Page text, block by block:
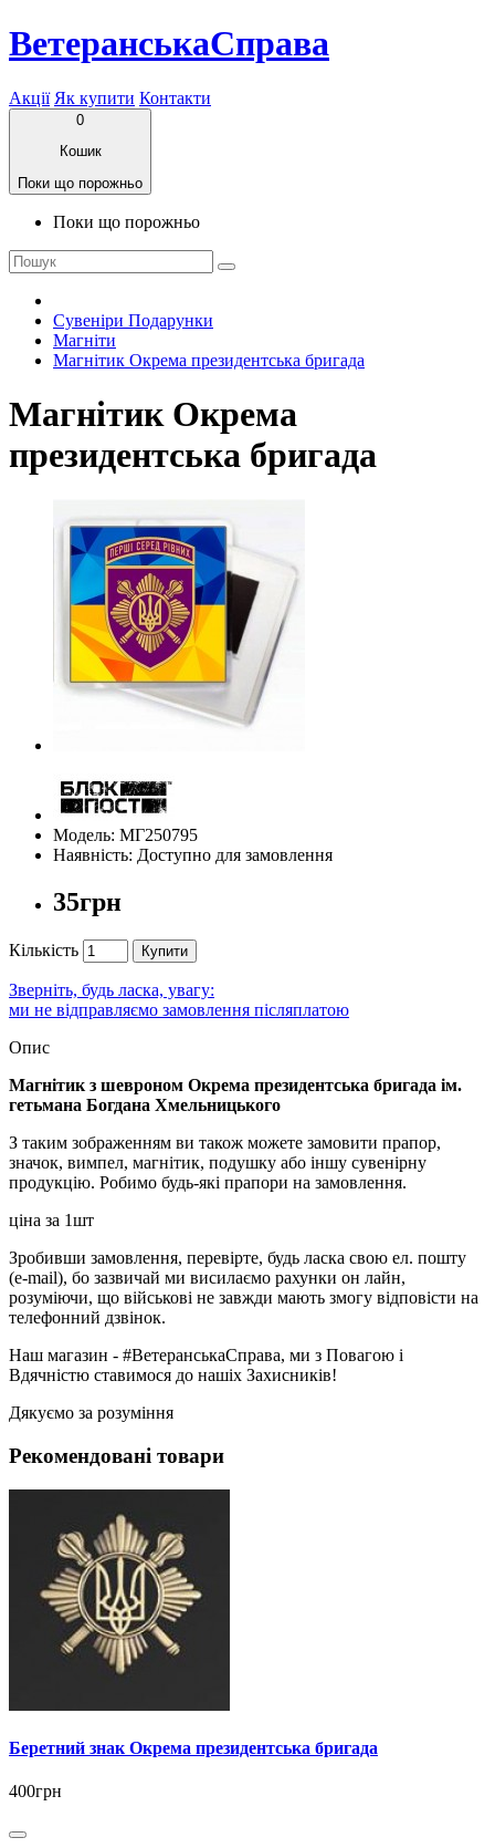
ВетеранськаСправа
Акції Як купити Контакти
0
Кошик
Поки що порожньо
Поки що порожньо
Сувеніри Подарунки
Магніти
Магнітик Окрема президентська бригада
Магнітик Окрема
президентська бригада
Модель: МГ250795
Наявність: Доступно для замовлення
35грн
Кількість Купити
Зверніть, будь ласка, увагу:
ми не відправляємо замовлення післяплатою
Опис
Магнітик з шевроном Окрема президентська бригада ім.
гетьмана Богдана Хмельницького
З таким зображенням ви також можете замовити прапор,
значок, вимпел, магнітик, подушку або іншу сувенірну
продукцію. Робимо будь-які прапори на замовлення.
ціна за 1шт
Зробивши замовлення, перевірте, будь ласка свою ел. пошту
(e-mail), бо зазвичай ми висилаємо рахунки он лайн,
розуміючи, що військові не завжди мають змогу відповісти на
телефонний дзвінок.
Наш магазин - #ВетеранськаСправа, ми з Повагою і
Вдячністю ставимося до нашіх Захисників!
Дякуємо за розуміння
Рекомендовані товари
Беретний знак Окрема президентська бригада
400грн